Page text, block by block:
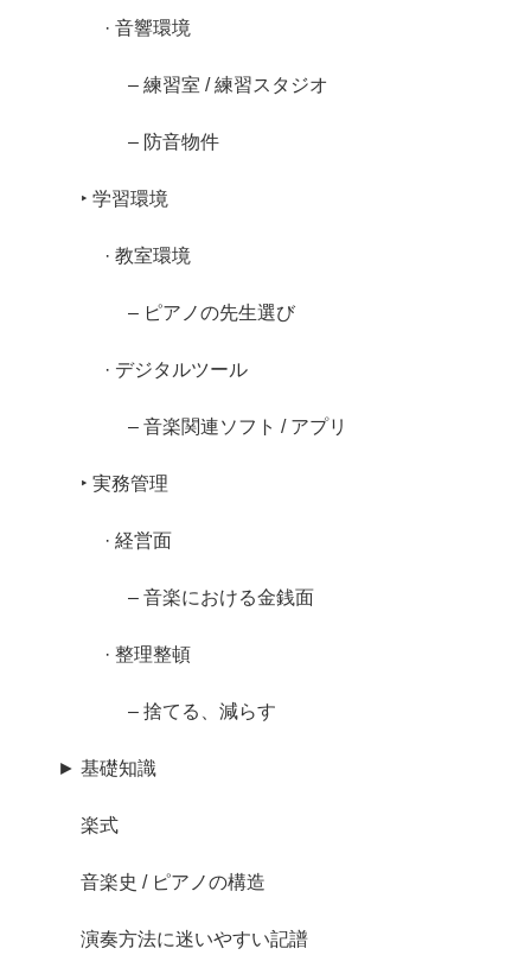
· 音響環境
– 練習室 / 練習スタジオ
– 防音物件
‣ 学習環境
· 教室環境
– ピアノの先生選び
· デジタルツール
– 音楽関連ソフト / アプリ
‣ 実務管理
· 経営面
– 音楽における金銭面
· 整理整頓
– 捨てる、減らす
► 基礎知識
楽式
音楽史 / ピアノの構造
演奏方法に迷いやすい記譜